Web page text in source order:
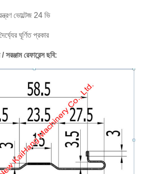
ভোল্টেজ 24 ভি
ঘূর্ণিত প্রকার
রেফারেন্স ছবি: